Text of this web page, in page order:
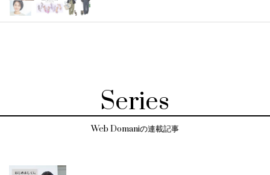
Series
Web Domaniの連載記事